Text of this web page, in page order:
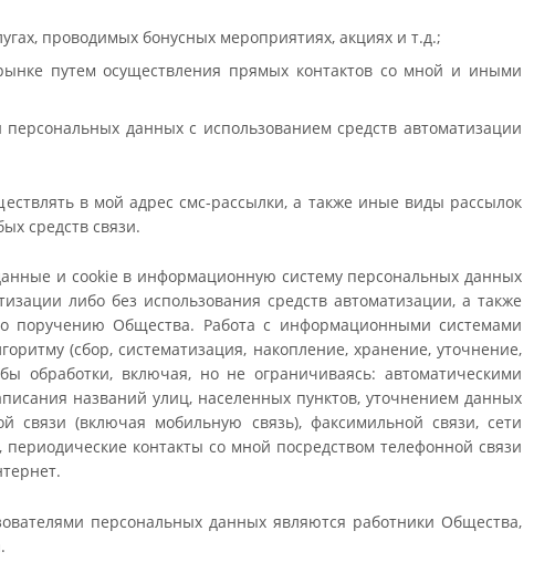
проводимых бонусных мероприятиях, акциях и т.д.;
путем осуществления прямых контактов со мной и иными
данных с использованием средств автоматизации
в мой адрес смс-рассылки, а также иные виды рассылок
средств связи.
и cookie в информационную систему персональных данных
либо без использования средств автоматизации, а также
поручению Общества. Работа с информационными системами
(сбор, систематизация, накопление, хранение, уточнение,
обработки, включая, но не ограничиваясь: автоматическими
названий улиц, населенных пунктов, уточнением данных
связи (включая мобильную связь), факсимильной связи, сети
контакты со мной посредством телефонной связи
персональных данных являются работники Общества,